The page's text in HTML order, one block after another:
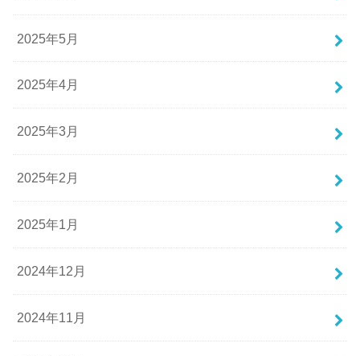
2025年5月
2025年4月
2025年3月
2025年2月
2025年1月
2024年12月
2024年11月